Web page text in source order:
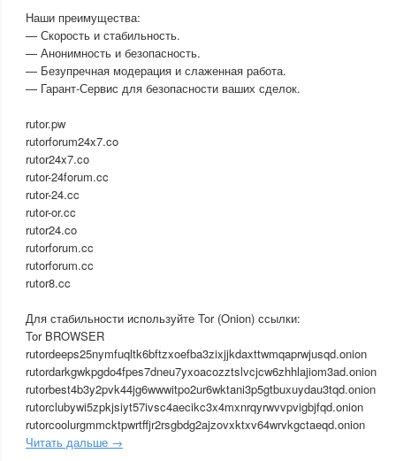
Наши преимущества:
— Скорость и стабильность.
— Анонимность и безопасность.
— Безупречная модерация и слаженная работа.
— Гарант-Сервис для безопасности ваших сделок.
rutor.pw
rutorforum24x7.co
rutor24x7.co
rutor-24forum.cc
rutor-24.cc
rutor-or.cc
rutor24.co
rutorforum.cc
rutorforum.cc
rutor8.cc
Для стабильности используйте Tor (Onion) ссылки:
Tor BROWSER
rutordeeps25nymfuqltk6bftzxoefba3zixjjkdaxttwmqaprwjusqd.onion
rutordarkgwkpgdo4fpes7dneu7yxoacozztslvcjcw6zhhlajiom3ad.onion
rutorbest4b3y2pvk44jg6wwwitpo2ur6wktani3p5gtbuxuydau3tqd.onion
rutorclubywi5zpkjsiyt57ivsc4aecikc3x4mxnrqyrwvvpvigbjfqd.onion
rutorcoolurgmmcktpwrtffjr2rsgbdg2ajzovxktxv64wrvkgctaeqd.onion
Читать дальше →